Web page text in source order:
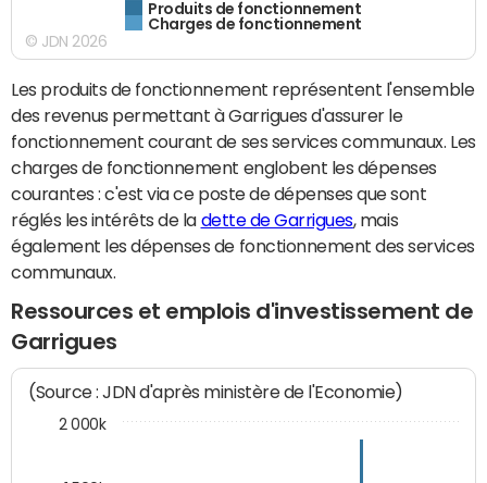
Produits de fonctionnement
Charges de fonctionnement
© JDN 2026
Les produits de fonctionnement représentent l'ensemble
des revenus permettant à Garrigues d'assurer le
fonctionnement courant de ses services communaux. Les
charges de fonctionnement englobent les dépenses
courantes : c'est via ce poste de dépenses que sont
réglés les intérêts de la dette de Garrigues, mais
également les dépenses de fonctionnement des services
communaux.
Ressources et emplois d'investissement de
Garrigues
(Source : JDN d'après ministère de l'Economie)
2 000k